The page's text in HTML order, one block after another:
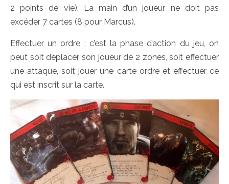
2 points de vie). La main d’un joueur ne doit pas
excéder 7 cartes (8 pour Marcus).
Effectuer un ordre : c’est la phase d’action du jeu, on
peut soit déplacer son joueur de 2 zones, soit effectuer
une attaque, soit jouer une carte ordre et effectuer ce
qui est inscrit sur la carte.